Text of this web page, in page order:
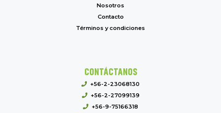
Nosotros
Contacto
Términos y condiciones
CONTÁCTANOS
+56-2-23068130
+56-2-27099139
+56-9-75166318